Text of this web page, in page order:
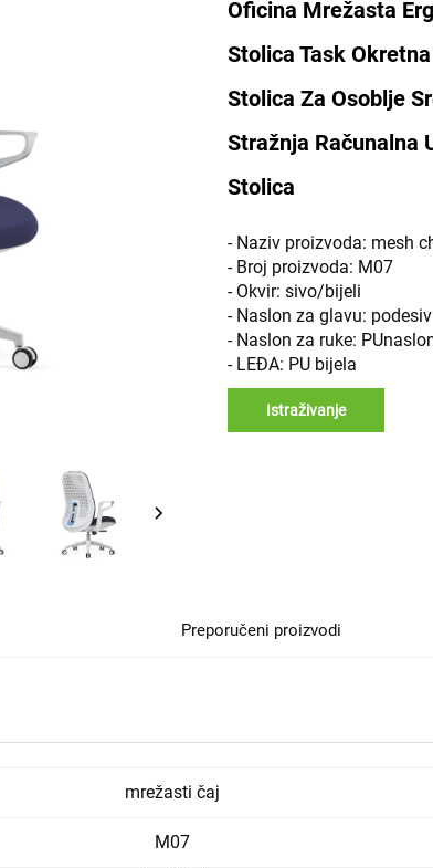
Oficina Mrežasta
Stolica Task
Stolica Za Osoblje
Stražnja Računalna
Stolica
- Naziv proizvoda: mesh
- Broj proizvoda: M07
- Okvir: sivo/bijeli
- Naslon za glavu: podesiv
- Naslon za ruke:
- LEĐA: PU bijela
Istraživanje
Preporučeni proizvodi
mrežasti čaj
M07